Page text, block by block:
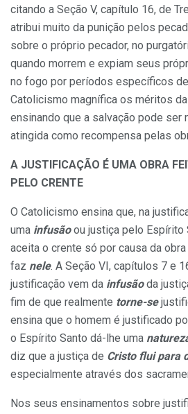
citando a Seção V, capítulo 16, de
atribui muito da punição pelos
sobre o próprio pecador, no
quando morrem e expiam seus
no fogo por períodos específicos
Catolicismo magnífica os méritos
ensinando que a salvação pode ser
atingida como recompensa pelas
A JUSTIFICAÇÃO É UMA OBRA
PELO CRENTE
O Catolicismo ensina que, na
uma infusãoou justiça pelo Espírito
aceita o crente só por causa da
faz nele. A Seção VI, capítulos 7 e
justificação vem da infusãoda
fim de que realmente torne-se
ensina que o homem é justificado
o Espírito Santo dá-lhe uma
diz que a justiça de Cristo flui para
especialmente através dos
Nos seus ensinamentos sobre